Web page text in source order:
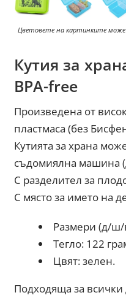
Цветовете на картинките
Кутия за
BPA-free
Произведена от
пластмаса (без
Кутията за храна
съдомиялна машина
С разделител за
С място за името на
Размери (д/ш/
Тегло: 122
Цвят: зелен.
Подходяща за